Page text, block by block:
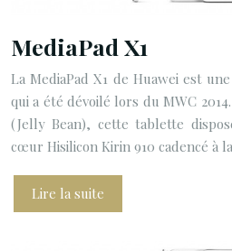
MediaPad X1
La MediaPad X1 de Huawei est
qui a été dévoilé lors du MWC
(Jelly Bean), cette tablette
cœur Hisilicon Kirin 910 cadencé à
Lire la suite